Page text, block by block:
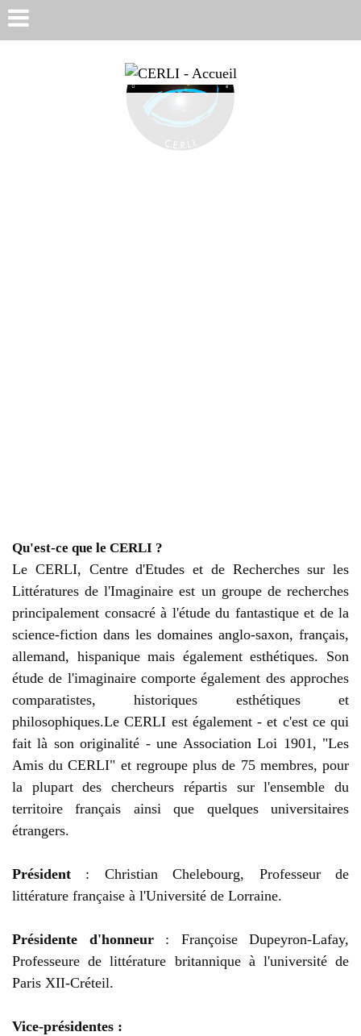
Qu'est-ce que le CERLI ?
Le CERLI, Centre d'Etudes et de Recherches sur les
Littératures de l'Imaginaire est un groupe de recherches
principalement consacré à l'étude du fantastique et de la
science-fiction dans les domaines anglo-saxon, français,
allemand, hispanique mais également esthétiques. Son
étude de l'imaginaire comporte également des approches
comparatistes, historiques esthétiques et
philosophiques.Le CERLI est également - et c'est ce qui
fait là son originalité - une Association Loi 1901, "Les
Amis du CERLI" et regroupe plus de 75 membres, pour
la plupart des chercheurs répartis sur l'ensemble du
territoire français ainsi que quelques universitaires
étrangers.
Président : Christian Chelebourg, Professeur de
littérature française à l'Université de Lorraine.
Présidente d'honneur : Françoise Dupeyron-Lafay,
Professeure de littérature britannique à l'université de
Paris XII-Créteil.
Vice-présidentes :